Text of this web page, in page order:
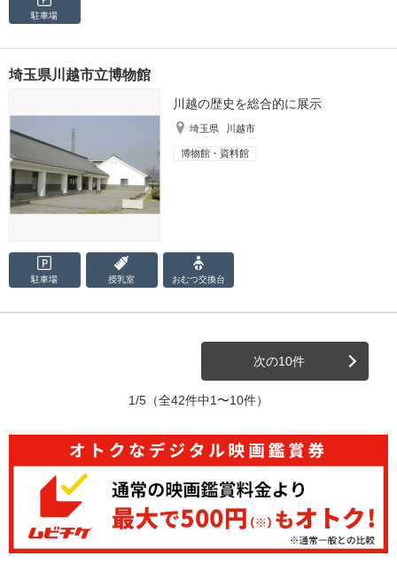
駐車場
埼玉県川越市立博物館
川越の歴史を総合的に展示
埼玉県 川越市
博物館・資料館
駐車場 授乳室 おむつ交換台
次の10件
1/5 （全42件中1〜10件）